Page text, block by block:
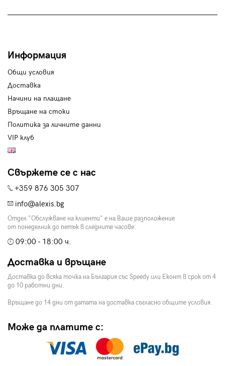
Информация
Общи условия
Доставка
Начини на плащане
Връщане на стоки
Политика за личните данни
VIP клуб
Свържете се с нас
+359 876 305 307
info@alexis.bg
Отдел "Обслужване на клиенти" е на Ваше разположение
от понеделник до петък в следните часове:
09:00 - 18:00 ч.
Доставка и връщане
Доставка до всяка точка на България със Speedy или Еконт в срок от 4
до 10 работни дни.
Връщане до 14 дни от датата на доставка съгласно общите условия.
Може да платите с: